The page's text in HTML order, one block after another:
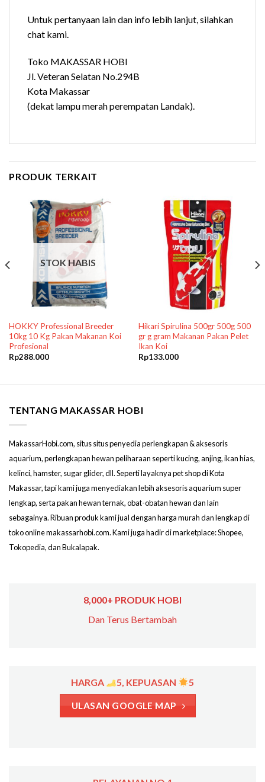
Untuk pertanyaan lain dan info lebih lanjut, silahkan
chat kami.
Toko MAKASSAR HOBI
Jl. Veteran Selatan No.294B
Kota Makassar
(dekat lampu merah perempatan Landak).
PRODUK TERKAIT
STOK HABIS
HOKKY Professional Breeder
10kg 10 Kg Pakan Makanan Koi
Profesional
Rp288.000
Hikari Spirulina 500gr 500g 500
gr g gram Makanan Pakan Pelet
Ikan Koi
Rp133.000
TENTANG MAKASSAR HOBI
MakassarHobi.com, situs situs penyedia perlengkapan & aksesoris
aquarium, perlengkapan hewan peliharaan seperti kucing, anjing, ikan hias,
kelinci, hamster, sugar glider, dll. Seperti layaknya pet shop di Kota
Makassar, tapi kami juga menyediakan lebih aksesoris aquarium super
lengkap, serta pakan hewan ternak, obat-obatan hewan dan lain
sebagainya. Ribuan produk kami jual dengan harga murah dan lengkap di
toko online makassarhobi.com. Kami juga hadir di marketplace: Shopee,
Tokopedia, dan Bukalapak.
8,000+ PRODUK HOBI
Dan Terus Bertambah
HARGA 5, KEPUASAN 5
ULASAN GOOGLE MAP